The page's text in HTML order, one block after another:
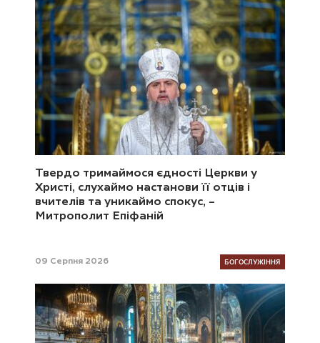
Твердо тримаймося єдності Церкви у
Христі, слухаймо настанови її отців і
вчителів та уникаймо спокус, –
Митрополит Епіфаній
09 Серпня 2026 БОГОСЛУЖІННЯ